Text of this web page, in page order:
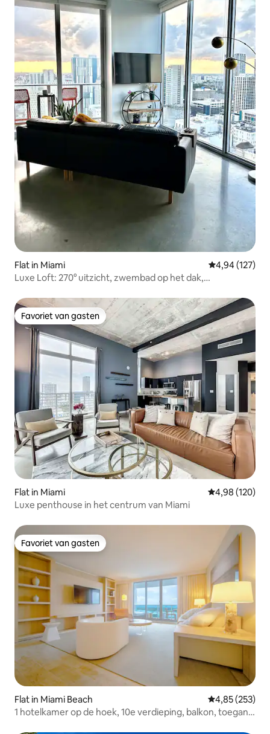
Flat in Miami Gemiddelde
4,94 (127)
Luxe Loft: 270° uitzicht, zwembad op het dak,
Favoriet van gasten
Favoriet van gasten
Flat in Miami Gemiddelde
4,98 (120)
Luxe penthouse in het centrum van Miami
Favoriet van gasten
Favoriet van gasten
Flat in Miami Beach Gemiddelde
4,85 (253)
1 hotelkamer op de hoek, 10e verdieping, balkon, toegang